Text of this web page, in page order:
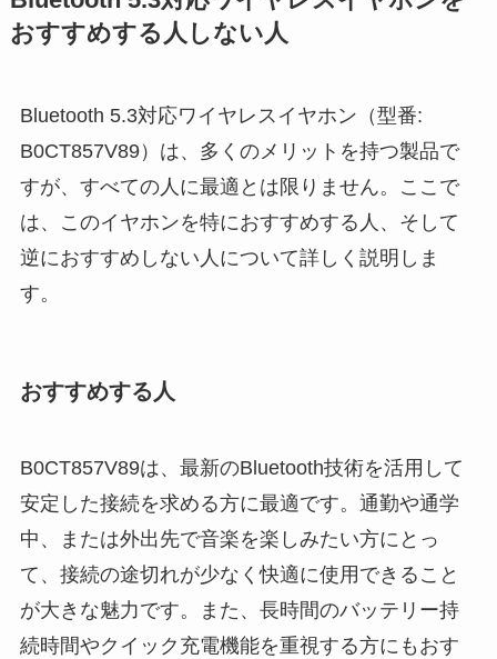
おすすめする人しない人
Bluetooth 5.3対応ワイヤレスイヤホン（型番:
B0CT857V89）は、多くのメリットを持つ製品で
すが、すべての人に最適とは限りません。ここで
は、このイヤホンを特におすすめする人、そして
逆におすすめしない人について詳しく説明しま
す。
おすすめする人
B0CT857V89は、最新のBluetooth技術を活用して
安定した接続を求める方に最適です。通勤や通学
中、または外出先で音楽を楽しみたい方にとっ
て、接続の途切れが少なく快適に使用できること
が大きな魅力です。また、長時間のバッテリー持
続時間やクイック充電機能を重視する方にもおす